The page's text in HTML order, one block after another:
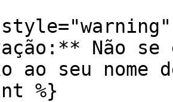
Não
ao seu nome
%}